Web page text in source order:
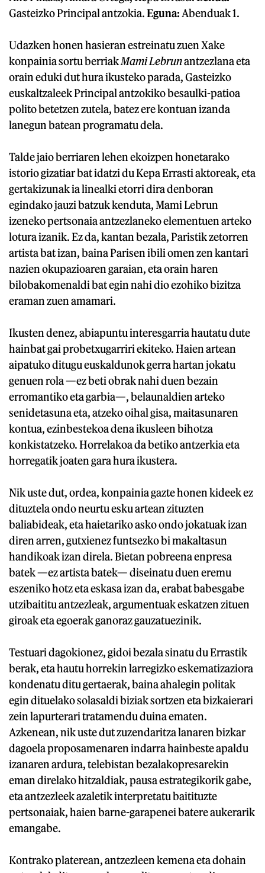
Gasteizko Principal antzokia.Eguna: Abenduak 1.
Udazken honen hasieran estreinatu zuen Xake
konpainia sortu berriakMami Lebrunantzezlana eta
orain eduki dut hura ikusteko parada, Gasteizko
euskaltzaleek Principal antzokiko besaulki-patioa
polito betetzen zutela, batez ere kontuan izanda
lanegun batean programatu dela.
Talde jaio berriaren lehen ekoizpen honetarako
istorio gizatiar bat idatzi du Kepa Errasti aktoreak, eta
gertakizunak ia linealki etorri dira denboran
egindako jauzi batzuk kenduta, Mami Lebrun
izeneko pertsonaia antzezlaneko elementuen arteko
lotura izanik. Ez da, kantan bezala, Paristik zetorren
artista bat izan, baina Parisen ibili omen zen kantari
nazien okupazioaren garaian, eta orain haren
bilobakomenaldi bat egin nahi dio ezohiko bizitza
eraman zuen amamari.
Ikusten denez, abiapuntu interesgarria hautatu dute
hainbat gai probetxugarriri ekiteko. Haien artean
aipatuko ditugu euskaldunok gerra hartan jokatu
genuen rola —ez beti obrak nahi duen bezain
erromantiko eta garbia—, belaunaldien arteko
senidetasuna eta, atzeko oihal gisa, maitasunaren
kontua, ezinbestekoa dena ikusleen bihotza
konkistatzeko. Horrelakoa da betiko antzerkia eta
horregatik joaten gara hura ikustera.
Nik uste dut, ordea, konpainia gazte honen kideek ez
dituztela ondo neurtu esku artean zituzten
baliabideak, eta haietariko asko ondo jokatuak izan
diren arren, gutxienez funtsezko bi makaltasun
handikoak izan direla. Bietan pobreena enpresa
batek —ez artista batek— diseinatu duen eremu
eszeniko hotz eta eskasa izan da, erabat babesgabe
utzibaititu antzezleak, argumentuak eskatzen zituen
giroak eta egoerak ganoraz gauzatuezinik.
Testuari dagokionez, gidoi bezala sinatu du Errastik
berak, eta hautu horrekin larregizko eskematizaziora
kondenatu ditu gertaerak, baina ahalegin politak
egin dituelako solasaldi biziak sortzen eta bizkaierari
zein lapurterari tratamendu duina ematen.
Azkenean, nik uste dut zuzendaritza lanaren bizkar
dagoela proposamenaren indarra hainbeste apaldu
izanaren ardura, telebistan bezalakopresarekin
eman direlako hitzaldiak, pausa estrategikorik gabe,
eta antzezleek azaletik interpretatu baitituzte
pertsonaiak, haien barne-garapenei batere aukerarik
emangabe.
Kontrako platerean, antzezleen kemena eta dohain